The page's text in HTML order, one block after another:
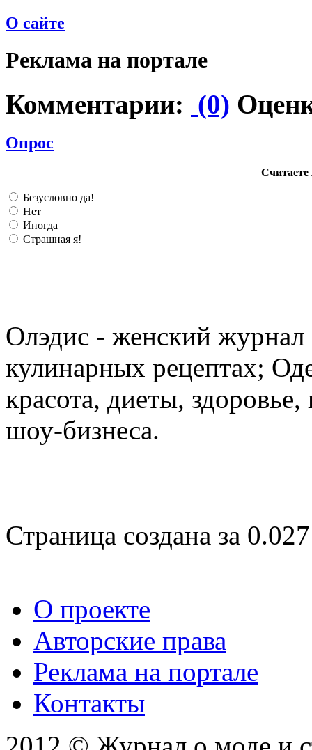
О сайте
Реклама на портале
Комментарии: (0)
Опрос
Считаете
Безусловно да!
Нет
Иногда
Страшная я!
Олэдис - женский журнал
кулинарных рецептах;
красота, диеты,
шоу-бизнеса.
Страница создана за
О проекте
Авторские права
Реклама на портале
Контакты